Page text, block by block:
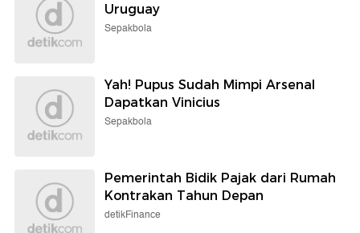
Uruguay
Sepakbola
Yah! Pupus Sudah Mimpi Arsenal
Dapatkan Vinicius
Sepakbola
Pemerintah Bidik Pajak dari Rumah
Kontrakan Tahun Depan
detikFinance